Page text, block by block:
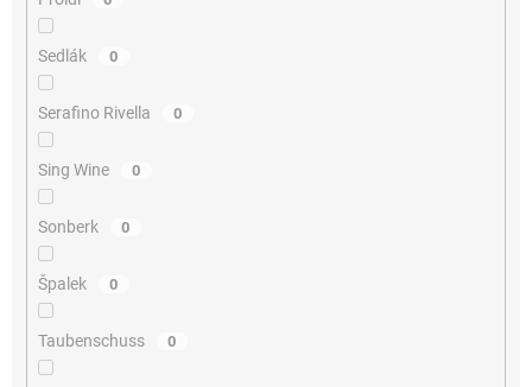
Sedlák 0
Serafino Rivella 0
Sing Wine 0
Sonberk 0
Špalek 0
Taubenschuss 0